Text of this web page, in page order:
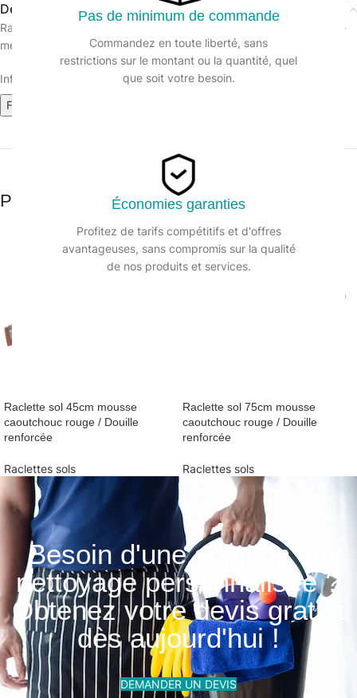
Pas de minimum de commande
Commandez en toute liberté, sans
restrictions sur le montant ou la quantité, quel
que soit votre besoin.
Économies garanties
Profitez de tarifs compétitifs et d'offres
avantageuses, sans compromis sur la qualité
de nos produits et services.
Description
Raclette sol mousse synthétique couleur rouge, Monture renforcée
métal, adaptée à l’industrie.
Informations sur le produit :
Fiche technique
Produits similaires
Raclette sol 45cm mousse
caoutchouc rouge / Douille
renforcée
Raclettes sols
Raclette sol 75cm mousse
caoutchouc rouge / Douille
renforcée
Raclettes sols
Besoin d'une solution de
nettoyage personnalisée ?
Obtenez votre devis gratuit
dès aujourd'hui !
DEMANDER UN DEVIS